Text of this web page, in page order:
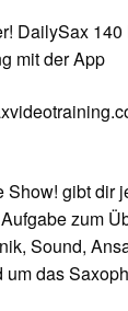
DailySax
mit der App
gibt dir
zum
Sound,
das